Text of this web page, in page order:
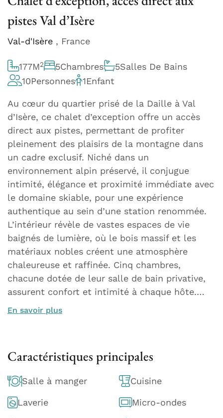
pistes Val d’Isère
Val-d'Isère , France
177M2 5Chambres 5Salles De Bains
10Personnes 1Enfant
Au cœur du quartier prisé de la Daille à Val
d’Isère, ce chalet d’exception offre un accès
direct aux pistes, permettant de profiter
pleinement des plaisirs de la montagne dans
un cadre exclusif. Niché dans un
environnement alpin préservé, il conjugue
intimité, élégance et proximité immédiate avec
le domaine skiable, pour une expérience
authentique au sein d’une station renommée.
L’intérieur révèle de vastes espaces de vie
baignés de lumière, où le bois massif et les
matériaux nobles créent une atmosphère
chaleureuse et raffinée. Cinq chambres,
chacune dotée de leur salle de bain privative,
assurent confort et intimité à chaque hôte.…
En savoir plus
Caractéristiques principales
Salle à manger Cuisine
Laverie Micro-ondes